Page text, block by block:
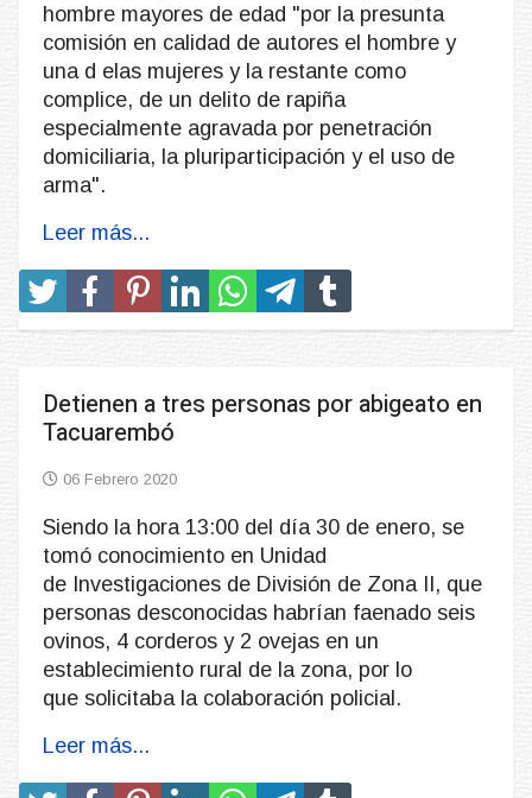
hombre mayores de edad "por la presunta
comisión en calidad de autores el hombre y
una d elas mujeres y la restante como
complice, de un delito de rapiña
especialmente agravada por penetración
domiciliaria, la pluriparticipación y el uso de
arma".
Leer más...
Detienen a tres personas por abigeato en
Tacuarembó
06 Febrero 2020
Siendo la hora 13:00 del día 30 de enero, se
tomó conocimiento en Unidad
de Investigaciones de División de Zona II, que
personas desconocidas habrían faenado seis
ovinos, 4 corderos y 2 ovejas en un
establecimiento rural de la zona, por lo
que solicitaba la colaboración policial.
Leer más...